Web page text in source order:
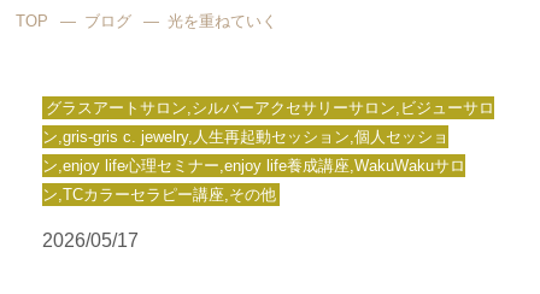
TOP ブログ 光を重ねていく
グラスアートサロン,シルバーアクセサリーサロン,ビジューサロ
ン,gris-gris c. jewelry,人生再起動セッション,個人セッショ
ン,enjoy life心理セミナー,enjoy life養成講座,WakuWakuサロ
ン,TCカラーセラピー講座,その他
2026/05/17